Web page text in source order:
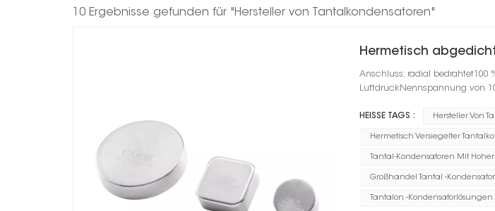
10 Ergebnisse gefunden für "Hersteller von Tantalkondensatoren"
Hermetisch
Anschluss: radial bedrahtet100
LuftdruckNennspannung von
HEISSE TAGS : Hersteller Von
Hermetisch Versiegelter
Tantal-Kondensatoren Mit
Großhandel Tantal -
Tantalon -Kondensatorlösungen